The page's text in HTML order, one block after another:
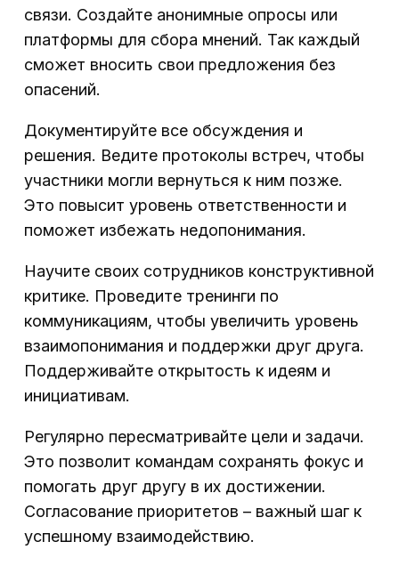
связи. Создайте анонимные опросы или
платформы для сбора мнений. Так каждый
сможет вносить свои предложения без
опасений.
Документируйте все обсуждения и
решения. Ведите протоколы встреч, чтобы
участники могли вернуться к ним позже.
Это повысит уровень ответственности и
поможет избежать недопонимания.
Научите своих сотрудников конструктивной
критике. Проведите тренинги по
коммуникациям, чтобы увеличить уровень
взаимопонимания и поддержки друг друга.
Поддерживайте открытость к идеям и
инициативам.
Регулярно пересматривайте цели и задачи.
Это позволит командам сохранять фокус и
помогать друг другу в их достижении.
Согласование приоритетов – важный шаг к
успешному взаимодействию.